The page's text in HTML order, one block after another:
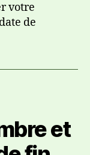
votre
de
et